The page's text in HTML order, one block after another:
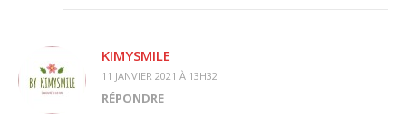
KIMYSMILE
11 JANVIER 2021 À 13H32
RÉPONDRE